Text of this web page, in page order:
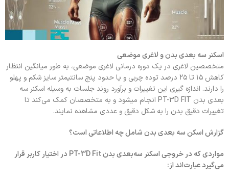
اسکنر سه بعدی بدن و لاغری موضعی
متخصصین لاغری در یک دوره درمانی لاغری موضعی، به طور میانگین انتظار
کاهش ۱۵ تا ۲۵ درصد توده چربی و یا حدود پنج سانتیمتر سایز شکم و پهلو
را دارند. اندازه گیری این تغییرات و برآورد روند جلسات به وسیله اسکنر سه
بعدی بدن PT-3D FIT انجام میشود و به متخصصان کمک می‌کند تا
تغییرات دقیق بدن را به شکل دقیق و عددی مشاهده نمایند.
گزارش اسکن سه بعدی بدن شامل چه اطلاعاتی است؟
مواردی که در خروجی اسکنر سه‌بعدی بدن PT-3D Fit در اختیار کاربر قرار
می‌گیرد عبارت‌اند از: